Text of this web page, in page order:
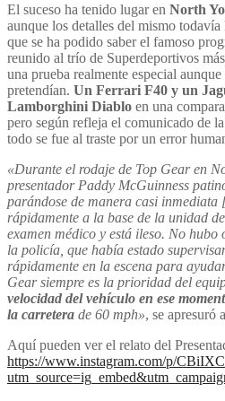
El suceso ha tenido lugar en North
aunque los detalles del mismo
que se ha podido saber el famoso
reunido al trío de Superdeportivos
una prueba realmente especial
pretendían. Un Ferrari F40 y un
Lamborghini Diablo en una
pero según refleja el comunicado de
todo se fue al traste por un error
«Durante el rodaje de Top Gear en
presentador Paddy McGuinness
parándose de manera casi
rápidamente a la base de la unidad
examen médico y está ileso. No
la policía, que había estado
rápidamente en la escena para
Gear siempre es la prioridad del
velocidad del vehículo en ese
la carretera de 60 mph», se apresuró
Aquí pueden ver el relato del
https://www.instagram.com/p/